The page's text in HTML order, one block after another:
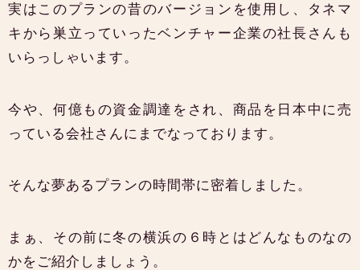
実はこのプランの昔のバージョンを使用し、タネマ
キから巣立っていったベンチャー企業の社長さんも
いらっしゃいます。
今や、何億もの資金調達をされ、商品を日本中に売
っている会社さんにまでなっております。
そんな夢あるプランの時間帯に密着しました。
まぁ、その前に冬の横浜の６時とはどんなものなの
かをご紹介しましょう。